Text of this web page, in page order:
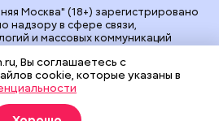
Москва" (18+) зарегистрировано
надзору в сфере связи,
и массовых коммуникаций
АО "Редакция газеты
редактор vm.ru: Александр
Адрес редакции: 127015, г.Москва,
2. Телефон:
для связи с редакцией сайта:
Вы соглашаетесь с
cookie, которые указаны в